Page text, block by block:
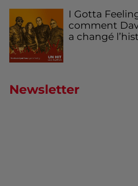
I Gotta
comment
a changé
Newsletter